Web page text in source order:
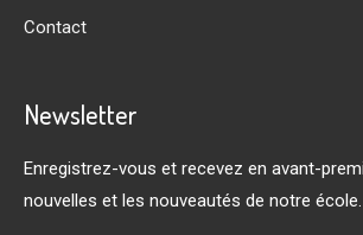
Contact
Newsletter
Enregistrez-vous et recevez en avant-
nouvelles et les nouveautés de notre école.